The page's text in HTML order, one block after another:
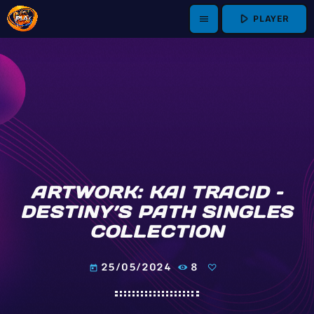
menu play_arrow PLAYER
ARTWORK: KAI TRACID –
DESTINY’S PATH SINGLES
COLLECTION
today 25/05/2024 8